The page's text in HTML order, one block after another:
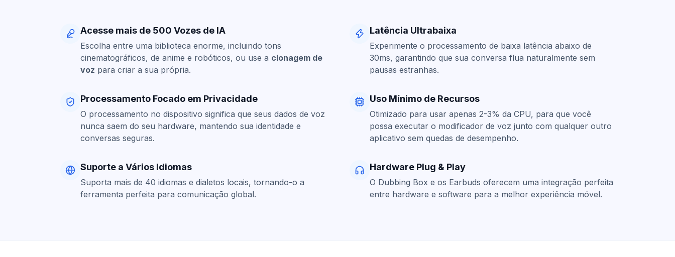
Acesse mais de 500 Vozes de IA
Escolha entre uma biblioteca enorme, incluindo tons
cinematográficos, de anime e robóticos, ou use a clonagem de
voz para criar a sua própria.
Latência Ultrabaixa
Experimente o processamento de baixa latência abaixo de
30ms, garantindo que sua conversa flua naturalmente sem
pausas estranhas.
Processamento Focado em Privacidade
O processamento no dispositivo significa que seus dados de voz
nunca saem do seu hardware, mantendo sua identidade e
conversas seguras.
Uso Mínimo de Recursos
Otimizado para usar apenas 2-3% da CPU, para que você
possa executar o modificador de voz junto com qualquer outro
aplicativo sem quedas de desempenho.
Suporte a Vários Idiomas
Suporta mais de 40 idiomas e dialetos locais, tornando-o a
ferramenta perfeita para comunicação global.
Hardware Plug & Play
O Dubbing Box e os Earbuds oferecem uma integração perfeita
entre hardware e software para a melhor experiência móvel.